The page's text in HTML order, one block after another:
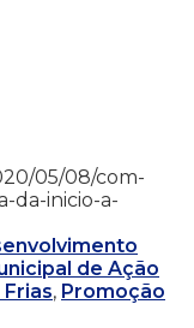
05/08/com-
da-inicio-a-
de Ação
, Promoção